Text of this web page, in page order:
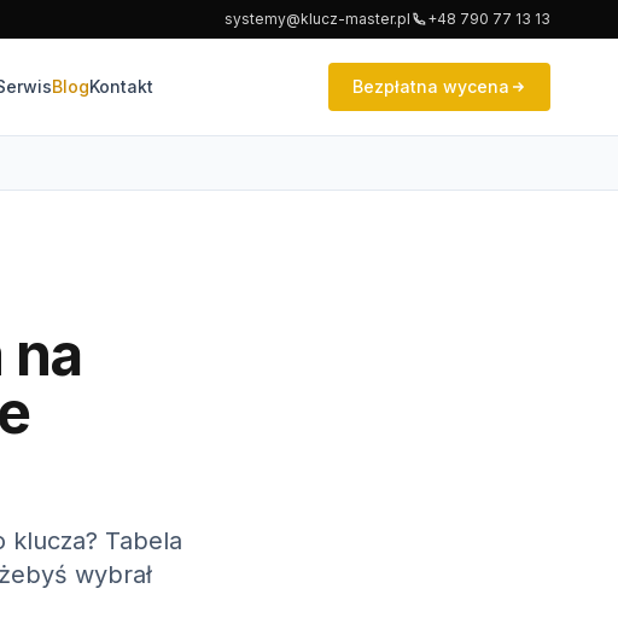
systemy@klucz-master.pl +48 790 77 13 13
BlogKontakt Bezpłatna wycena
klucza? Tabela
wybrał